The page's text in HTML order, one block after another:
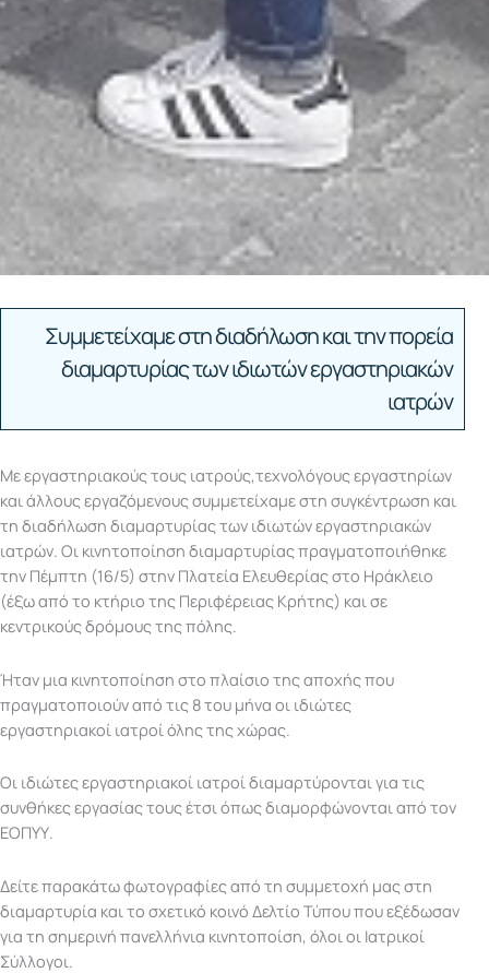
Συμμετείχαμε στη διαδήλωση και την πορεία
διαμαρτυρίας των ιδιωτών εργαστηριακών
ιατρών
Με εργαστηριακούς τους ιατρούς,τεχνολόγους εργαστηρίων
και άλλους εργαζόμενους συμμετείχαμε στη συγκέντρωση και
τη διαδήλωση διαμαρτυρίας των ιδιωτών εργαστηριακών
ιατρών. Οι κινητοποίηση διαμαρτυρίας πραγματοποιήθηκε
την Πέμπτη (16/5) στην Πλατεία Ελευθερίας στο Ηράκλειο
(έξω από το κτήριο της Περιφέρειας Κρήτης) και σε
κεντρικούς δρόμους της πόλης.
Ήταν μια κινητοποίηση στο πλαίσιο της αποχής που
πραγματοποιούν από τις 8 του μήνα οι ιδιώτες
εργαστηριακοί ιατροί όλης της χώρας.
Οι ιδιώτες εργαστηριακοί ιατροί διαμαρτύρονται για τις
συνθήκες εργασίας τους έτσι όπως διαμορφώνονται από τον
ΕΟΠΥΥ.
Δείτε παρακάτω φωτογραφίες από τη συμμετοχή μας στη
διαμαρτυρία και το σχετικό κοινό Δελτίο Τύπου που εξέδωσαν
για τη σημερινή πανελλήνια κινητοποίση, όλοι οι Ιατρικοί
Σύλλογοι.